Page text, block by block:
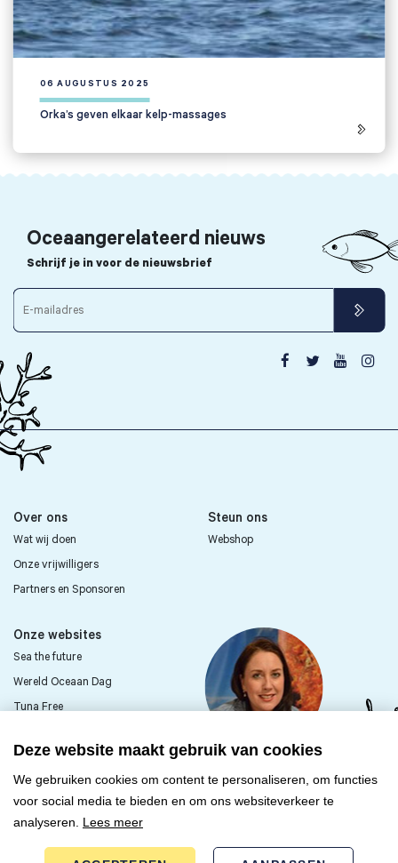
Deze website maakt gebruik van cookies
We gebruiken cookies om content te personaliseren, om functies
voor social media te bieden en om ons websiteverkeer te
analyseren. Lees meer
06 AUGUSTUS 2025
Orka’s geven elkaar kelp-massages
Oceaangerelateerd nieuws
Schrijf je in voor de nieuwsbrief
   
Over ons
Wat wij doen
Onze vrijwilligers
Partners en Sponsoren
Steun ons
Webshop
Onze websites
Sea the future
Wereld Oceaan Dag
Tuna Free
Word vrijwilliger